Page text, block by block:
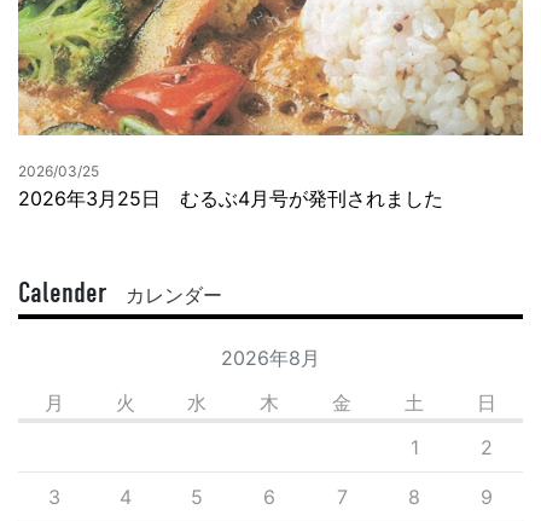
2026/03/25
2026年3月25日 むるぶ4月号が発刊されました
Calender カレンダー
2026年8月
月
火 水 木 金 土 日
1 2
3 4 5 6 7 8 9